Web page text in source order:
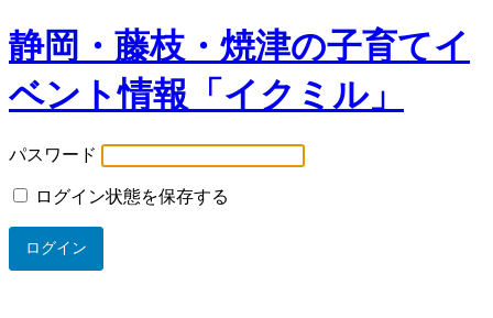
静岡・藤枝・焼津の子育てイ
ベント情報「イクミル」
パスワード
ログイン状態を保存する